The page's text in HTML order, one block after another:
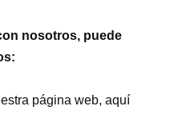
nosotros, puede
página web, aquí